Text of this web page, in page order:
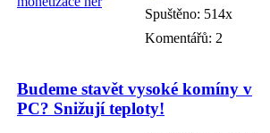
Spuštěno: 514x
Komentářů: 2
Budeme stavět vysoké komíny v
PC? Snižují teploty!